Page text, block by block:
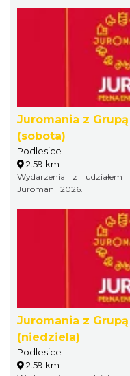
Juromania z Grupą
(sobota)
Podlesice
2.59 km
Wydarzenia z
Juromanii 2026.
Juromania z Grupą
(niedziela)
Podlesice
2.59 km